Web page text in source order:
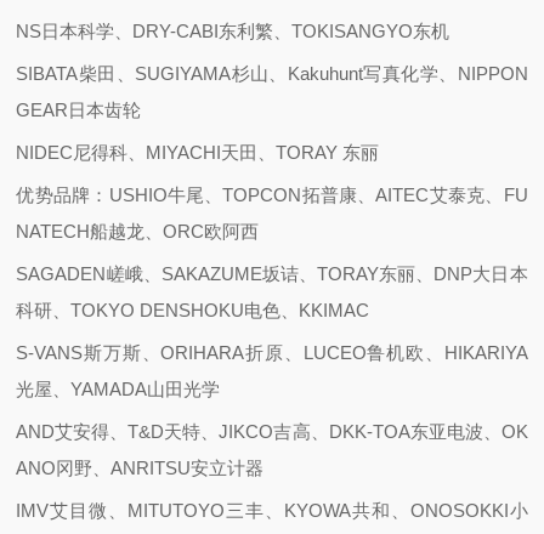
NS日本科学、DRY-CABI东利繁、TOKISANGYO东机
SIBATA柴田、SUGIYAMA杉山、Kakuhunt写真化学、NIPPON
GEAR日本齿轮
NIDEC尼得科、MIYACHI天田、TORAY 东丽
优势品牌：USHIO牛尾、TOPCON拓普康、AITEC艾泰克、FU
NATECH船越龙、ORC欧阿西
SAGADEN嵯峨、SAKAZUME坂诘、TORAY东丽、DNP大日本
科研、TOKYO DENSHOKU电色、KKIMAC
S-VANS斯万斯、ORIHARA折原、LUCEO鲁机欧、HIKARIYA
光屋、YAMADA山田光学
AND艾安得、T&D天特、JIKCO吉高、DKK-TOA东亚电波、OK
ANO冈野、ANRITSU安立计器
IMV艾目微、MITUTOYO三丰、KYOWA共和、ONOSOKKI小